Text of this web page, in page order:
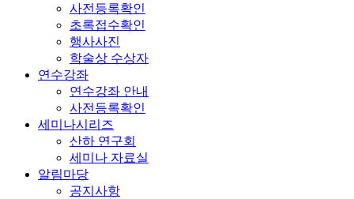
사전등록확인
초록접수확인
행사사진
학술상 수상자
연수강좌
연수강좌 안내
사전등록확인
세미나시리즈
산하 연구회
세미나 자료실
알림마당
공지사항